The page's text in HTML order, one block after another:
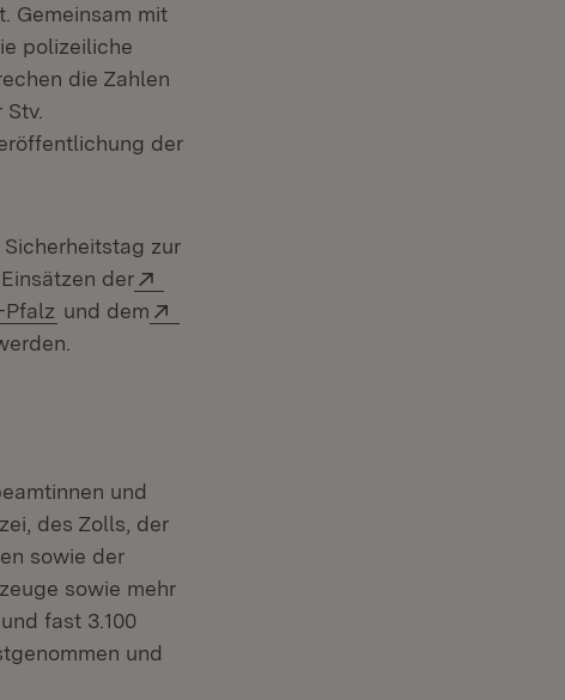
Gemeinsam mit
polizeiliche
die Zahlen
der
zur
der
Fenster)
Pfalz (Öffnet in neuem Fenster)
und dem
und
des Zolls, der
sowie der
sowie mehr
fast 3.100
und